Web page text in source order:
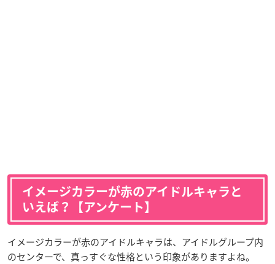
イメージカラーが赤のアイドルキャラと
いえば？【アンケート】
イメージカラーが赤のアイドルキャラは、アイドルグループ内
のセンターで、真っすぐな性格という印象がありますよね。